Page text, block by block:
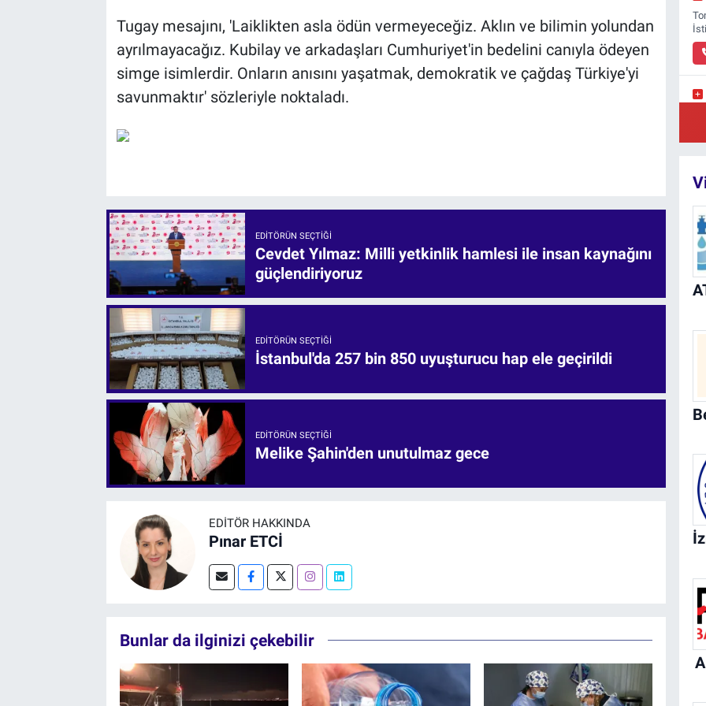
Tugay mesajını, 'Laiklikten asla ödün vermeyeceğiz. Aklın ve bilimin yolundan
ayrılmayacağız. Kubilay ve arkadaşları Cumhuriyet'in bedelini canıyla ödeyen
simge isimlerdir. Onların anısını yaşatmak, demokratik ve çağdaş Türkiye'yi
savunmaktır' sözleriyle noktaladı.
EDITÖRÜN SEÇTIĞI
Cevdet Yılmaz: Milli yetkinlik hamlesi ile insan kaynağını
güçlendiriyoruz
EDITÖRÜN SEÇTIĞI
İstanbul'da 257 bin 850 uyuşturucu hap ele geçirildi
EDITÖRÜN SEÇTIĞI
Melike Şahin'den unutulmaz gece
EDITÖR HAKKINDA
Pınar ETCİ
Bunlar da ilginizi çekebilir